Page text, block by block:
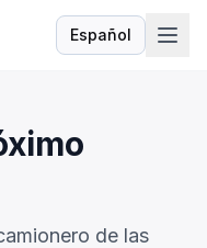
Español
Idioma
de las